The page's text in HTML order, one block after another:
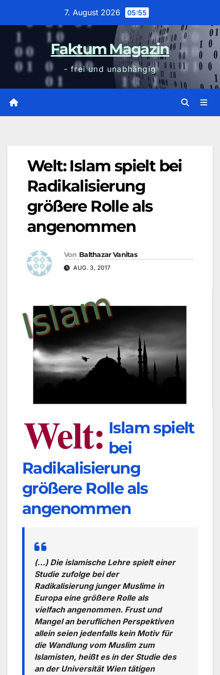
7. August 2026 05:55
Faktum Magazin
- frei und unabhängig
Welt: Islam spielt bei
Radikalisierung
größere Rolle als
angenommen
Von Balthazar Vanitas
AUG. 3, 2017
Welt: Islam spielt
bei
Radikalisierung
größere Rolle als
angenommen
(…) Die islamische Lehre spielt einer
Studie zufolge bei der
Radikalisierung junger Muslime in
Europa eine größere Rolle als
vielfach angenommen. Frust und
Mangel an beruflichen Perspektiven
allein seien jedenfalls kein Motiv für
die Wandlung vom Muslim zum
Islamisten, heißt es in der Studie des
an der Universität Wien tätigen